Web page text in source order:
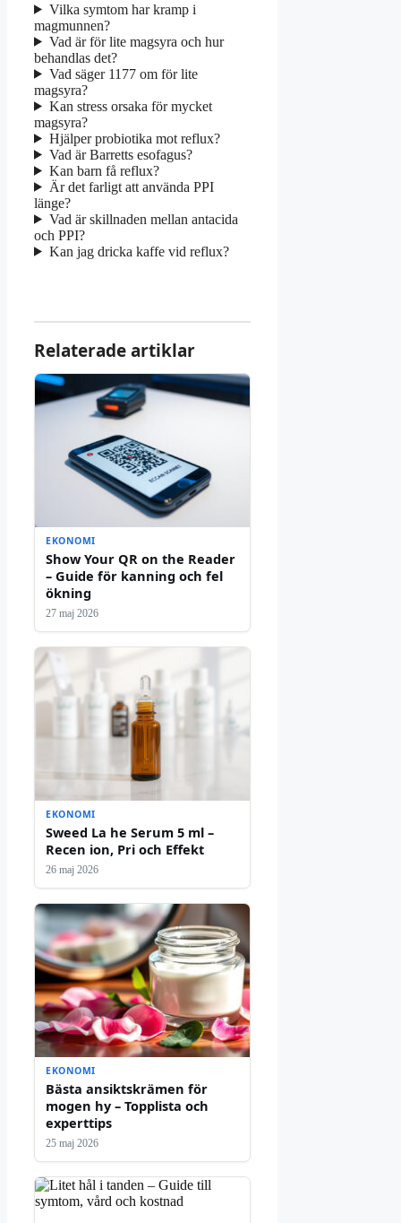
Vilka symtom har kramp i
magmunnen?
Vad är för lite magsyra och hur
behandlas det?
Vad säger 1177 om för lite
magsyra?
Kan stress orsaka för mycket
magsyra?
Hjälper probiotika mot reflux?
Vad är Barretts esofagus?
Kan barn få reflux?
Är det farligt att använda PPI
länge?
Vad är skillnaden mellan antacida
och PPI?
Kan jag dricka kaffe vid reflux?
Relaterade artiklar
EKONOMI
Show Your QR on the Reader
– Guide för kanning och fel
ökning
27 maj 2026
EKONOMI
Sweed La he Serum 5 ml –
Recen ion, Pri och Effekt
26 maj 2026
EKONOMI
Bästa ansiktskrämen för
mogen hy – Topplista och
experttips
25 maj 2026